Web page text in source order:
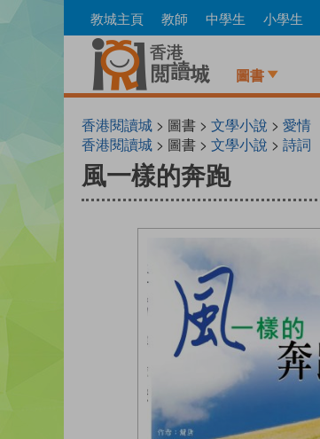
to
教城主頁 教師 中學生 小學生
圖書
香港閱讀城 > 圖書 > 文學小說 > 愛情
香港閱讀城 > 圖書 > 文學小說 > 詩詞
風一樣的奔跑